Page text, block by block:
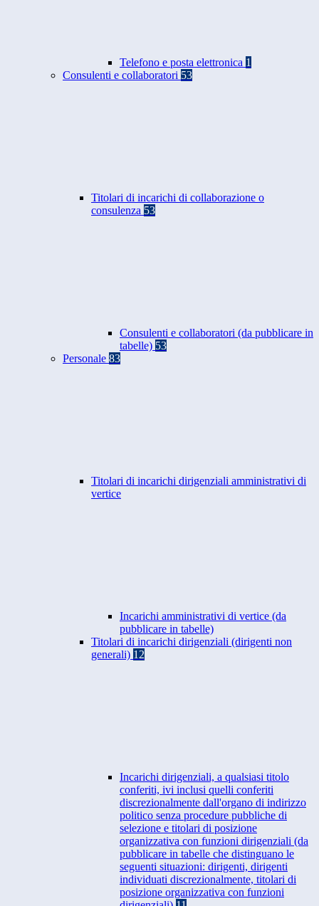
Telefono e posta elettronica 1
Consulenti e collaboratori 53
Titolari di incarichi di collaborazione o
consulenza 53
Consulenti e collaboratori (da pubblicare in
tabelle) 53
Personale 83
Titolari di incarichi dirigenziali amministrativi di
vertice
Incarichi amministrativi di vertice (da
pubblicare in tabelle)
Titolari di incarichi dirigenziali (dirigenti non
generali) 12
Incarichi dirigenziali, a qualsiasi titolo
conferiti, ivi inclusi quelli conferiti
discrezionalmente dall'organo di indirizzo
politico senza procedure pubbliche di
selezione e titolari di posizione
organizzativa con funzioni dirigenziali (da
pubblicare in tabelle che distinguano le
seguenti situazioni: dirigenti, dirigenti
individuati discrezionalmente, titolari di
posizione organizzativa con funzioni